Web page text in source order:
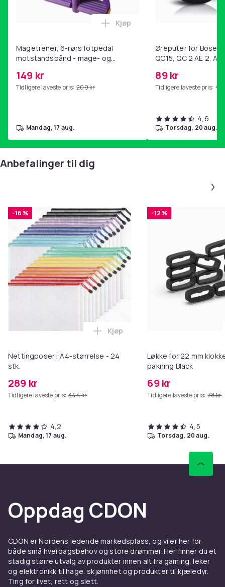
Magetrener, 6-rørs fotpedal
motstandsbånd - mage- og
hjemmegymnastikk Purple
149 kr
Tidligere laveste pris: 209 kr
Legg Magetrener, 6-rørs
Kjøp
mandag, 17 aug.
Øreputer for Bose
QC15, QC 2 AE 2, AE
89 kr
Tidligere laveste pris: 99
4,6
torsdag, 20 aug.
Anbefalinger til dig
-16 %
Nettingposer i A4-størrelse - 24
stk.
289 kr
Tidligere laveste pris: 344 kr
Legg Nettingposer i A4-
Kjøp
4,2
mandag, 17 aug.
-12 %
Løkke for 22 mm
pakning Black
69 kr
Tidligere laveste pris: 78 kr
4,5
torsdag, 20 aug.
Oppdag CDON
CDON er Nordens ledende markedsplass, og vi er her for
både små hverdagsbehov og store drømmer. Her finner du et
stadig større utvalg av produkter innen alt fra gaming, leker
og elektronikk til hage, skjønnhet og produkter til kjæledyr.
Ting for livet, rett og slett.